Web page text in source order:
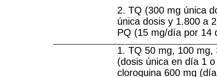
2. TQ (300 mg única
única dosis y 1.800 a
PQ (15 mg/día por 14
1. TQ 50 mg, 100 mg,
(dosis única en día 1
cloroquina 600 mg